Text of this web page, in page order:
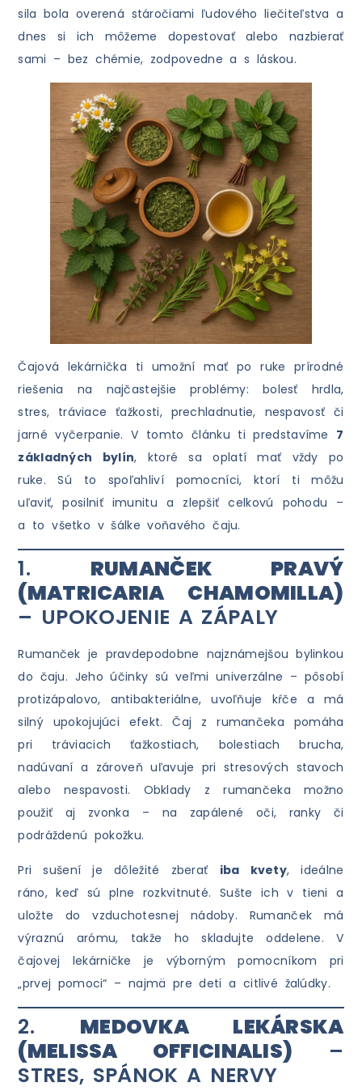
sila bola overená stáročiami ľudového liečiteľstva a
dnes si ich môžeme dopestovať alebo nazbierať
sami – bez chémie, zodpovedne a s láskou.
Čajová lekárnička ti umožní mať po ruke prírodné
riešenia na najčastejšie problémy: bolesť hrdla,
stres, tráviace ťažkosti, prechladnutie, nespavosť či
jarné vyčerpanie. V tomto článku ti predstavíme 7
základných bylín, ktoré sa oplatí mať vždy po
ruke. Sú to spoľahliví pomocníci, ktorí ti môžu
uľaviť, posilniť imunitu a zlepšiť celkovú pohodu –
a to všetko v šálke voňavého čaju.
1. RUMANČEK PRAVÝ
(MATRICARIA CHAMOMILLA)
– UPOKOJENIE A ZÁPALY
Rumanček je pravdepodobne najznámejšou bylinkou
do čaju. Jeho účinky sú veľmi univerzálne – pôsobí
protizápalovo, antibakteriálne, uvoľňuje kŕče a má
silný upokojujúci efekt. Čaj z rumančeka pomáha
pri tráviacich ťažkostiach, bolestiach brucha,
nadúvaní a zároveň uľavuje pri stresových stavoch
alebo nespavosti. Obklady z rumančeka možno
použiť aj zvonka – na zapálené oči, ranky či
podráždenú pokožku.
Pri sušení je dôležité zberať iba kvety, ideálne
ráno, keď sú plne rozkvitnuté. Sušte ich v tieni a
uložte do vzduchotesnej nádoby. Rumanček má
výraznú arómu, takže ho skladujte oddelene. V
čajovej lekárničke je výborným pomocníkom pri
„prvej pomoci“ – najmä pre deti a citlivé žalúdky.
2. MEDOVKA LEKÁRSKA
(MELISSA OFFICINALIS) –
STRES, SPÁNOK A NERVY